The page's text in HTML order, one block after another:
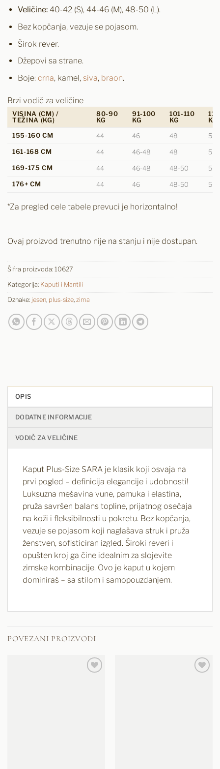
Veličine:40-42 (S), 44-46 (M), 48-50 (L).
Bez kopčanja, vezuje se pojasom.
Širok rever.
Džepovi sa strane.
Boje: crna, kamel, siva, braon.
Brzi vodič za veličine
VISINA (CM) /
TEŽINA (KG)
80-90
KG
91-100
KG
101-110
KG
KG
155-160 CM
44 46 48
50
161-168 CM
44 46-48 48
50
169-175 CM
44 46-48 48-50
50
176+ CM
44 46 48-50
*Za pregled cele tabele prevuci je horizontalno!
Ovaj proizvod trenutno nije na stanju i nije dostupan.
Šifra proizvoda: 10627
Kategorija: Kaputi i Mantili
Oznake: jesen, plus-size, zima
OPIS
DODATNE INFORMACIJE
VODIČ ZA VELIČINE
Kaput Plus-Size SARA je klasik koji osvaja na
prvi pogled – definicija elegancije i udobnosti!
Luksuzna mešavina vune, pamuka i elastina,
pruža savršen balans topline, prijatnog osećaja
na koži i fleksibilnosti u pokretu. Bez kopčanja,
vezuje se pojasom koji naglašava struk i pruža
ženstven, sofisticiran izgled. Široki reveri i
opušten kroj ga čine idealnim za slojevite
zimske kombinacije. Ovo je kaput u kojem
dominiraš – sa stilom i samopouzdanjem.
POVEZANI PROIZVODI